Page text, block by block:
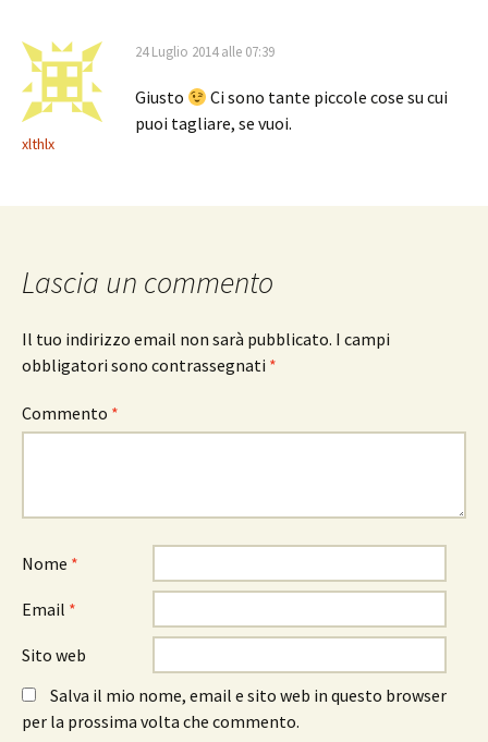
xlthlx
24 Luglio 2014 alle 07:39
Giusto
Ci sono tante piccole cose su cui
puoi tagliare, se vuoi.
Lascia un commento
Il tuo indirizzo email non sarà pubblicato. I campi
obbligatori sono contrassegnati *
Commento *
Nome *
Email *
Sito web
Salva il mio nome, email e sito web in questo browser
per la prossima volta che commento.